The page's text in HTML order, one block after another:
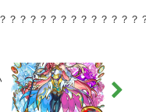
？？？？？？？？？？？？？